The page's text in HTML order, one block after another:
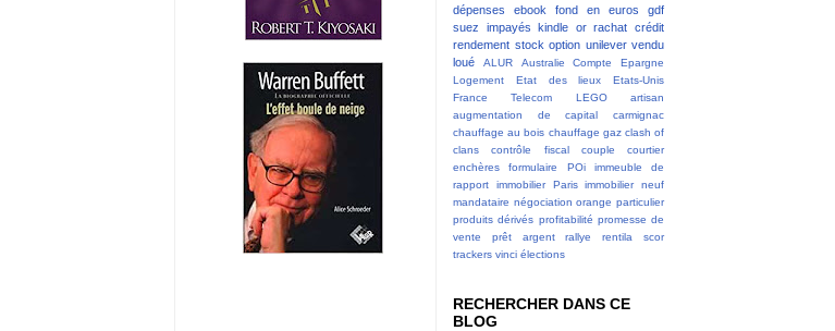
dépenses
ebook fond en euros
gdf
suez
impayés kindle or rachat crédit
rendement stock option unilever vendu
loué
ALUR Australie
Compte Epargne
Logement
Etat des lieux
Etats-Unis
France Telecom
LEGO
artisan
augmentation de capital
carmignac
chauffage au bois chauffage gaz clash of
clans
contrôle fiscal couple
courtier
enchères
formulaire POi
immeuble de
rapport
immobilier Paris
immobilier neuf
mandataire négociation orange particulier
produits dérivés profitabilité promesse de
vente
prêt argent rallye rentila
scor
trackers vinci élections
RECHERCHER DANS CE
BLOG